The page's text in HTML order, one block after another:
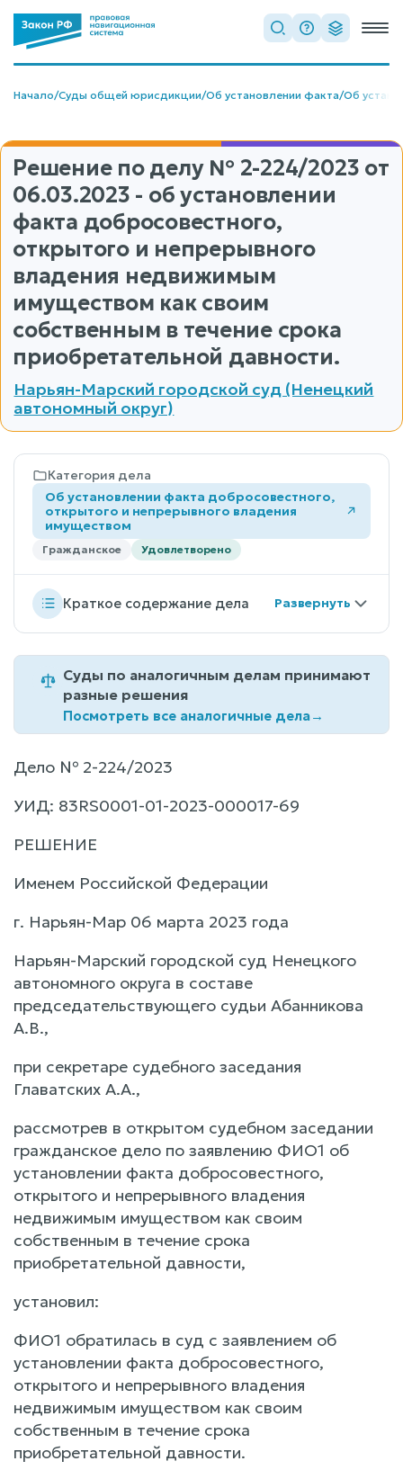
Начало/Суды общей юрисдикции/Об установлении факта/Об
Решение по делу № 2-224/2023 от
06.03.2023 - об установлении
факта добросовестного,
открытого и непрерывного
владения недвижимым
имуществом как своим
собственным в течение срока
приобретательной давности.
Нарьян-Марский городской суд (Ненецкий
автономный округ)
Категория дела
Об установлении факта добросовестного,
открытого и непрерывного владения
имуществом
Гражданское Удовлетворено
Краткое содержание дела
Суды по аналогичным делам принимают
разные решения
Посмотреть все аналогичные дела→
Дело № 2-224/2023
УИД: 83RS0001-01-2023-000017-69
РЕШЕНИЕ
Именем Российской Федерации
г. Нарьян-Мар 06 марта 2023 года
Нарьян-Марский городской суд Ненецкого
автономного округа в составе
председательствующего судьи Абанникова
А.В.,
при секретаре судебного заседания
Главатских А.А.,
рассмотрев в открытом судебном заседании
гражданское дело по заявлению ФИО1 об
установлении факта добросовестного,
открытого и непрерывного владения
недвижимым имуществом как своим
собственным в течение срока
приобретательной давности,
установил:
ФИО1 обратилась в суд с заявлением об
установлении факта добросовестного,
открытого и непрерывного владения
недвижимым имуществом как своим
собственным в течение срока
приобретательной давности.